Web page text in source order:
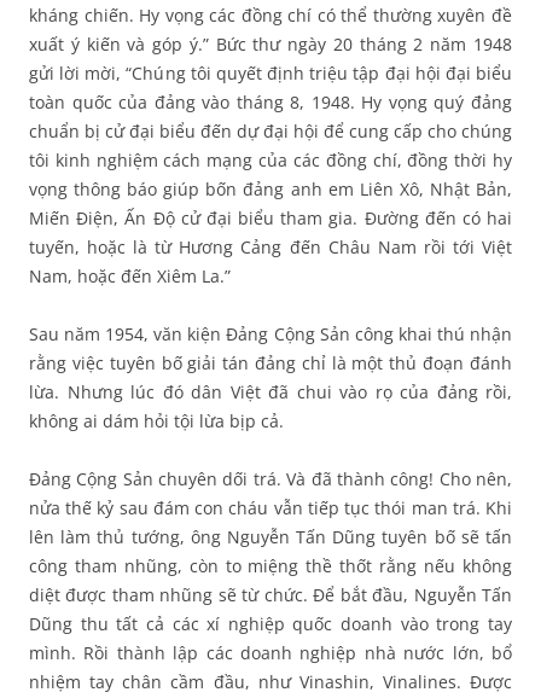
kháng chiến. Hy vọng các đồng chí có thể thường xuyên đề
xuất ý kiến và góp ý.” Bức thư ngày 20 tháng 2 năm 1948
gửi lời mời, “Chúng tôi quyết định triệu tập đại hội đại biểu
toàn quốc của đảng vào tháng 8, 1948. Hy vọng quý đảng
chuẩn bị cử đại biểu đến dự đại hội để cung cấp cho chúng
tôi kinh nghiệm cách mạng của các đồng chí, đồng thời hy
vọng thông báo giúp bốn đảng anh em Liên Xô, Nhật Bản,
Miến Điện, Ấn Độ cử đại biểu tham gia. Đường đến có hai
tuyến, hoặc là từ Hương Cảng đến Châu Nam rồi tới Việt
Nam, hoặc đến Xiêm La.”
Sau năm 1954, văn kiện Đảng Cộng Sản công khai thú nhận
rằng việc tuyên bố giải tán đảng chỉ là một thủ đoạn đánh
lừa. Nhưng lúc đó dân Việt đã chui vào rọ của đảng rồi,
không ai dám hỏi tội lừa bịp cả.
Đảng Cộng Sản chuyên dối trá. Và đã thành công! Cho nên,
nửa thế kỷ sau đám con cháu vẫn tiếp tục thói man trá. Khi
lên làm thủ tướng, ông Nguyễn Tấn Dũng tuyên bố sẽ tấn
công tham nhũng, còn to miệng thề thốt rằng nếu không
diệt được tham nhũng sẽ từ chức. Để bắt đầu, Nguyễn Tấn
Dũng thu tất cả các xí nghiệp quốc doanh vào trong tay
mình. Rồi thành lập các doanh nghiệp nhà nước lớn, bổ
nhiệm tay chân cầm đầu, như Vinashin, Vinalines. Được